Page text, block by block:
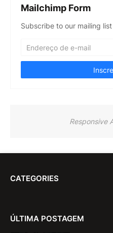
Mailchimp Form
Subscribe to our mailing
Responsive
CATEGORIES
ÚLTIMA POSTAGEM